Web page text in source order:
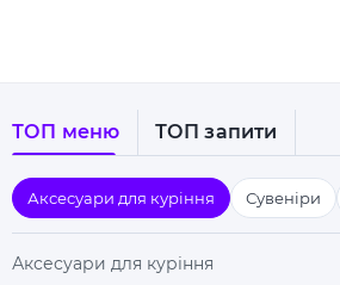
ТОП меню ТОП запити
Аксесуари для куріння Сувеніри
Аксесуари для куріння